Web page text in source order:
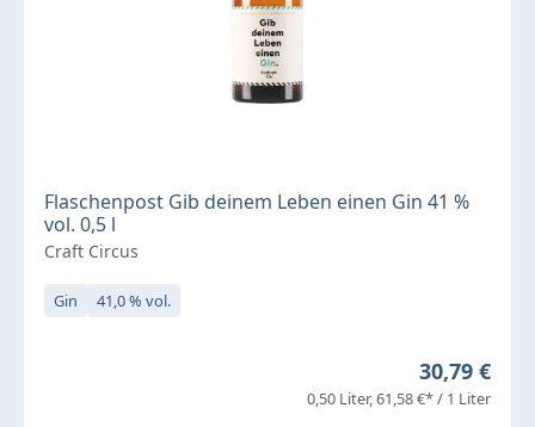
Flaschenpost Gib deinem Leben einen Gin 41 %
vol. 0,5 l
Craft Circus
Gin 41,0 % vol.
Regulärer
30,79 €
0,50 Liter 61,58 €* / 1 Liter